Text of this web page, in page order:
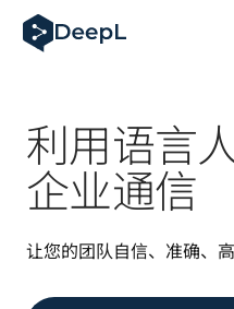
DeepL 人工智能智能体
DeepL Translation Flow
解读企业级语言人工智能
我们如何构建 DeepL 的翻
从高质量文本翻译到实时语
利用语言
企业通信
让您的团队自信、准确、